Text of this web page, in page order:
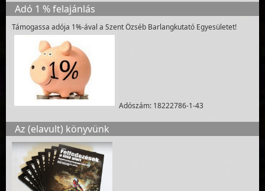
Adó 1 % felajánlás
Támogassa adója 1%-ával a Szent Özséb Barlangkutató Egyesületet!
Adószám: 18222786-1-43
Az (elavult) könyvünk